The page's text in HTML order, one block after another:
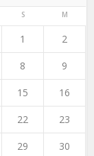
S M
1 2
8 9
15 16
22 23
29 30